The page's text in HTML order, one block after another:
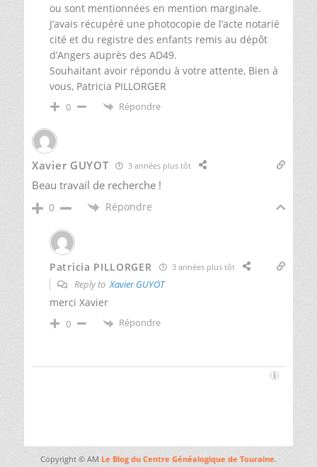
ou sont mentionnées en mention marginale.
J’avais récupéré une photocopie de l’acte notarié
cité et du registre des enfants remis au dépôt
d’Angers auprès des AD49.
Souhaitant avoir répondu à votre attente, Bien à
vous, Patricia PILLORGER
0 Répondre
Xavier GUYOT 3 années plus tôt
Beau travail de recherche !
0 Répondre
Patricia PILLORGER 3 années plus tôt
Reply toXavier GUYOT
merci Xavier
0 Répondre
Copyright © AM Le Blog du Centre Généalogique de Touraine.